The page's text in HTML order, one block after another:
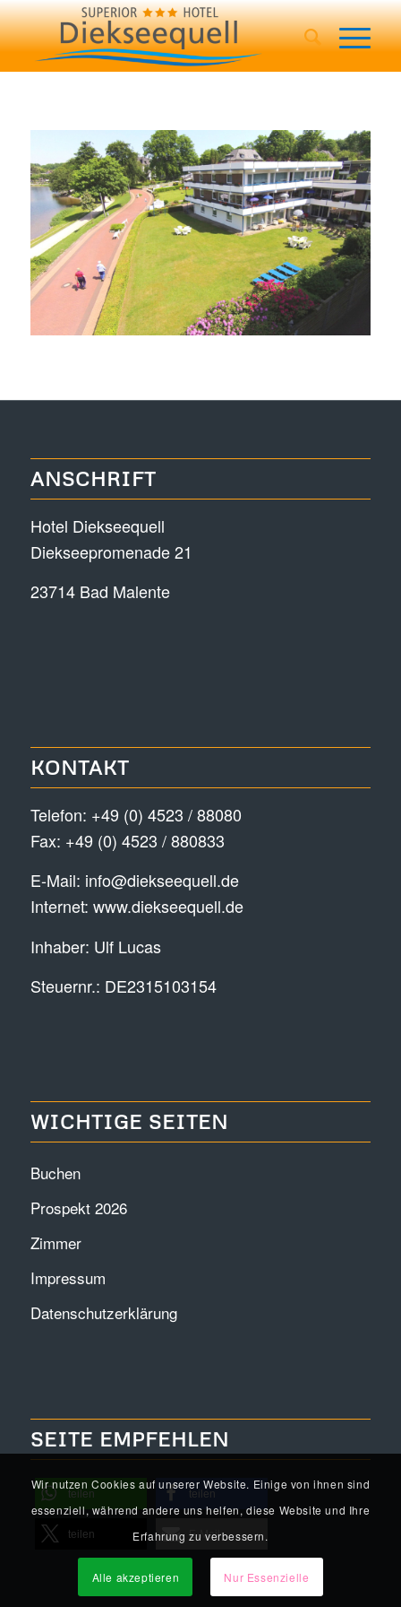
ANSCHRIFT
Hotel Diekseequell
Diekseepromenade 21
23714 Bad Malente
KONTAKT
Telefon: +49 (0) 4523 / 88080
Fax: +49 (0) 4523 / 880833
E-Mail: info@diekseequell.de
Internet: www.diekseequell.de
Inhaber: Ulf Lucas
Steuernr.: DE2315103154
WICHTIGE SEITEN
Buchen
Prospekt 2026
Zimmer
Impressum
Datenschutzerklärung
SEITE EMPFEHLEN
teilen teilen
teilen E-Mail
Wir nutzen Cookies auf unserer Website. Einige von ihnen sind
essenziell, während andere uns helfen, diese Website und Ihre
Erfahrung zu verbessern.
Alle akzeptieren Nur Essenzielle